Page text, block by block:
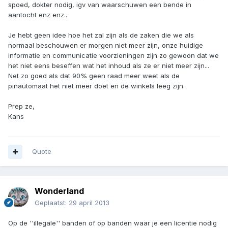
spoed, dokter nodig, igv van waarschuwen een bende in
aantocht enz enz..
Je hebt geen idee hoe het zal zijn als de zaken die we als
normaal beschouwen er morgen niet meer zijn, onze huidige
informatie en communicatie voorzieningen zijn zo gewoon dat we
het niet eens beseffen wat het inhoud als ze er niet meer zijn...
Net zo goed als dat 90% geen raad meer weet als de
pinautomaat het niet meer doet en de winkels leeg zijn.
Prep ze,
Kans
Quote
Wonderland
Geplaatst: 29 april 2013
Op de ''illegale'' banden of op banden waar je een licentie nodig